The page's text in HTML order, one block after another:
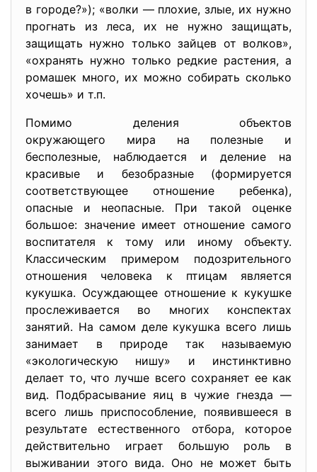
в городе?»); «волки — плохие, злые, их нужно
прогнать из леса, их не нужно защищать,
защищать нужно только зайцев от волков»,
«охранять нужно только редкие растения, а
ромашек много, их можно собирать сколько
хочешь» и т.п.
Помимо деления объектов
окружающего мира на полезные и
бесполезные, наблюдается и деление на
красивые и безобразные (формируется
соответствующее отношение ребенка),
опасные и неопасные. При такой оценке
большое: значение имеет отношение самого
воспитателя к тому или иному объекту.
Классическим примером подозрительного
отношения человека к птицам является
кукушка. Осуждающее отношение к кукушке
прослеживается во многих конспектах
занятий. На самом деле кукушка всего лишь
занимает в природе так называемую
«экологическую нишу» и инстинктивно
делает то, что лучше всего сохраняет ее как
вид. Подбрасывание яиц в чужие гнезда —
всего лишь приспособление, появившееся в
результате естественного отбора, которое
действительно играет большую роль в
выживании этого вида. Оно не может быть